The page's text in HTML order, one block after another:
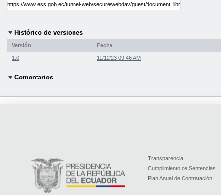
Histórico de versiones
Versión Fecha
1.0 11/12/23 09:46 AM
Comentarios
Transparencia
Cumplimiento de Sentencias
Plan Anual de Contratación